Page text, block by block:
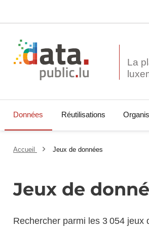
La
Données Réutilisations
Accueil Jeux de données
Jeux de
Rechercher parmi les 3 054